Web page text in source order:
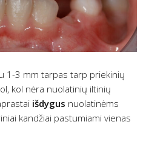
1-3 mm tarpas tarp priekinių
kol nėra nuolatinių iltinių
išdygus nuolatinėms
kandžiai pastumiami vienas